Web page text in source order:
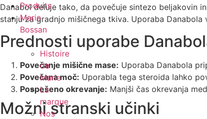
Produits
Marie
Bossan
Histoire
de
Marie
La
marque
Nos
Danabol deluje tako, da povečuje sintezo beljakovin
stanju za gradnjo mišičnega tkiva. Uporaba
Prednosti uporabe
Povečanje mišične mase: Uporaba Danabola
Povečana moč: Uporabla tega steroida lahko
Pospešeno okrevanje: Manjši čas okrevanja
Možni stranski učinki